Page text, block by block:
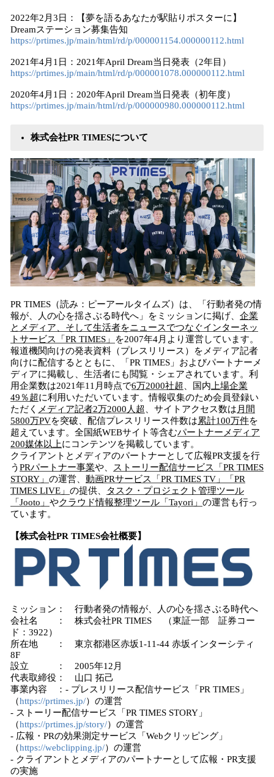
2022年2月3日：【夢を語るあなたが駅貼りポスターに】
Dreamステーション募集告知
https://prtimes.jp/main/html/rd/p/000001154.000000112.html
2021年4月1日：2021年April Dream当日発表（2年目）
https://prtimes.jp/main/html/rd/p/000001078.000000112.html
2020年4月1日：2020年April Dream当日発表（初年度）
https://prtimes.jp/main/html/rd/p/000000980.000000112.html
株式会社PR TIMESについて
PR TIMES（読み：ピーアールタイムズ）は、「行動者発の情
報が、人の心を揺さぶる時代へ」をミッションに掲げ、 企業
とメディア、そして生活者をニュースでつなぐインターネッ
トサービス「PR TIMES」
を2007年4月より運営しています。
報道機関向けの発表資料（プレスリリース）をメディア記者
向けに配信するとともに、「PR TIMES」およびパートナーメ
ディアに掲載し、生活者にも閲覧・シェアされています。利
用企業数は2021年11月時点で6万2000社超 、国内 上場企業
49％超に利用いただいています。情報収集のため会員登録い
ただく メディア記者2万2000人超 、サイトアクセス数は 月間
5800万PVを突破、配信プレスリリース件数は累計100万件を
超えています。全国紙WEBサイト等含むパートナーメディア
200媒体以上にコンテンツを掲載しています。
クライアントとメディアのパートナーとして広報PR支援を行
う PRパートナー事業や、
ストーリー配信サービス「PR TIMES
STORY」 の運営、 動画PRサービス「PR TIMES TV」「PR
TIMES LIVE」 の提供、
タスク・プロジェクト管理ツール
「Jooto」 やクラウド情報整理ツール「Tayori」 の運営も行っ
ています。
【株式会社PR TIMES会社概要】
ミッション： 行動者発の情報が、人の心を揺さぶる時代へ
会社名 ： 株式会社PR TIMES （東証一部 証券コー
ド：3922）
所在地 ： 東京都港区赤坂1-11-44 赤坂インターシティ
8F
設立 ： 2005年12月
代表取締役： 山口 拓己
事業内容 ：- プレスリリース配信サービス「PR TIMES」
（https://prtimes.jp/）の運営
- ストーリー配信サービス「PR TIMES STORY」
（https://prtimes.jp/story/）の運営
- 広報・PRの効果測定サービス「Webクリッピング」
（https://webclipping.jp/）の運営
- クライアントとメディアのパートナーとして広報・PR支援
の実施